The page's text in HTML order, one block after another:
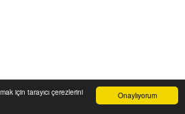
Onaylıyorum
için tarayıcı çerezlerini
Sipariş Takibi İletişim